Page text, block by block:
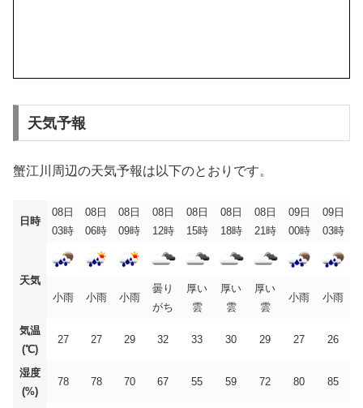
天気予報
蟹江川周辺の天気予報は以下のとおりです。
日時
08日
03時
08日
06時
08日
09時
08日
12時
08日
15時
08日
18時
08日
21時
09日
00時
09日
03時
天気
小雨
小雨 小雨
曇り
がち
厚い
雲
厚い
雲
厚い
雲
小雨 小雨
気温
(℃)
27 27 29 32 33 30 29 27 26
湿度
(%)
78 78 70 67 55 59 72 80 85